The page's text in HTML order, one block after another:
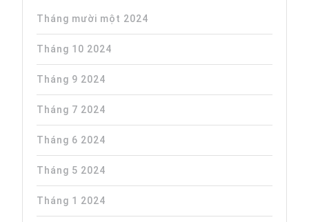
Tháng mười một 2024
Tháng 10 2024
Tháng 9 2024
Tháng 7 2024
Tháng 6 2024
Tháng 5 2024
Tháng 1 2024